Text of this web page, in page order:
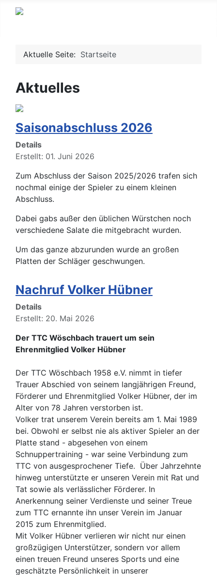
Aktuelle Seite: Startseite
Aktuelles
Saisonabschluss 2026
Details
Erstellt: 01. Juni 2026
Zum Abschluss der Saison 2025/2026 trafen sich
nochmal einige der Spieler zu einem kleinen
Abschluss.
Dabei gabs außer den üblichen Würstchen noch
verschiedene Salate die mitgebracht wurden.
Um das ganze abzurunden wurde an großen
Platten der Schläger geschwungen.
Nachruf Volker Hübner
Details
Erstellt: 20. Mai 2026
Der TTC Wöschbach trauert um sein
Ehrenmitglied Volker Hübner
Der TTC Wöschbach 1958 e.V. nimmt in tiefer
Trauer Abschied von seinem langjährigen Freund,
Förderer und Ehrenmitglied Volker Hübner, der im
Alter von 78 Jahren verstorben ist.
Volker trat unserem Verein bereits am 1. Mai 1989
bei. Obwohl er selbst nie als aktiver Spieler an der
Platte stand - abgesehen von einem
Schnuppertraining - war seine Verbindung zum
TTC von ausgesprochener Tiefe. Über Jahrzehnte
hinweg unterstützte er unseren Verein mit Rat und
Tat sowie als verlässlicher Förderer. In
Anerkennung seiner Verdienste und seiner Treue
zum TTC ernannte ihn unser Verein im Januar
2015 zum Ehrenmitglied.
Mit Volker Hübner verlieren wir nicht nur einen
großzügigen Unterstützer, sondern vor allem
einen treuen Freund unseres Sports und eine
geschätzte Persönlichkeit in unserer